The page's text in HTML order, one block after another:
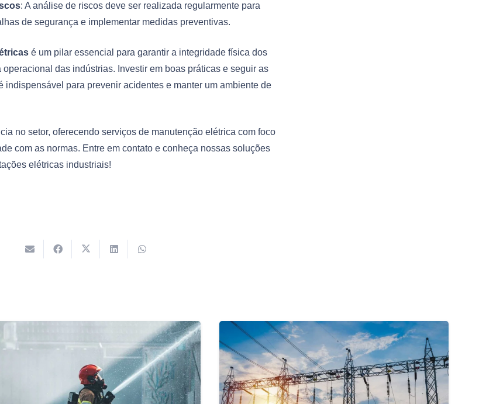
: A análise de riscos deve ser realizada regularmente para
de segurança e implementar medidas preventivas.
é um pilar essencial para garantir a integridade física dos
das indústrias. Investir em boas práticas e seguir as
indispensável para prevenir acidentes e manter um ambiente de
no setor, oferecendo serviços de manutenção elétrica com foco
com as normas. Entre em contato e conheça nossas soluções
elétricas industriais!